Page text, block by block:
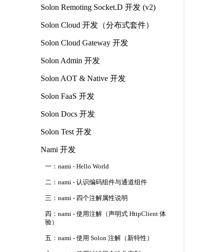
Solon Remoting Socket.D 开发 (v2)
Solon Cloud 开发（分布式套件）
Solon Cloud Gateway 开发
Solon Admin 开发
Solon AOT & Native 开发
Solon FaaS 开发
Solon Docs 开发
Solon Test 开发
Nami 开发
一：nami - Hello World
二：nami - 认识编码组件与通道组件
三：nami - 四个注解属性说明
四：nami - 使用注解（声明式 HttpClient 体
验）
五：nami - 使用 Solon 注解（新特性）